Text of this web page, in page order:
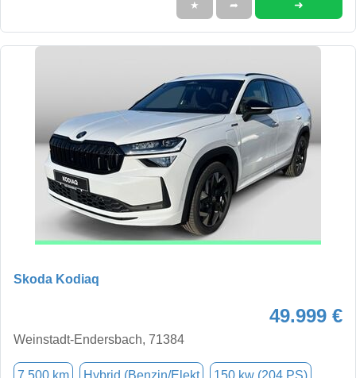
★ ➦ ➜
Skoda Kodiaq
49.999 €
Weinstadt-Endersbach, 71384
7.500 km Hybrid (Benzin/Elekt 150 kw (204 PS)